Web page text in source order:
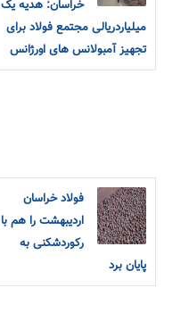
خراسان: هدیه یک
میلیاردریالی مجتمع فولاد برای
تجهیز آمبولانس های اورژانس
فولاد خراسان
اردیبهشت را هم با
رکوردشکنی به
پایان برد